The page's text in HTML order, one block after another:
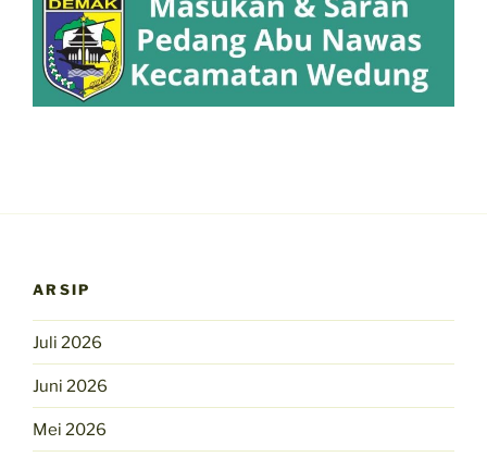
ARSIP
Juli 2026
Juni 2026
Mei 2026